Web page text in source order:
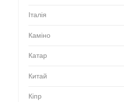
Італія
Каміно
Катар
Китай
Кіпр